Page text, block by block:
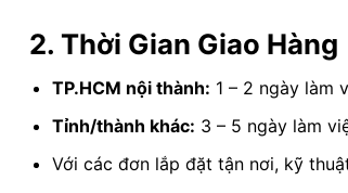
2. Thời Gian Giao Hàng
TP.HCM nội thành: 1 – 2 ngày làm
Tỉnh/thành khác: 3 – 5 ngày làm
Với các đơn lắp đặt tận nơi, kỹ